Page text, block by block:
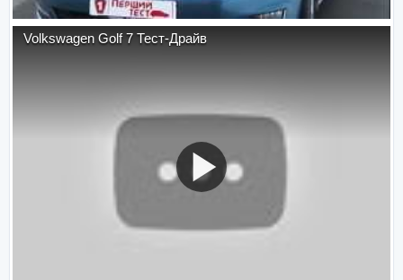
Volkswagen Golf 7 Тест-Драйв